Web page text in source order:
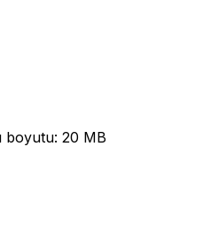
boyutu: 20 MB